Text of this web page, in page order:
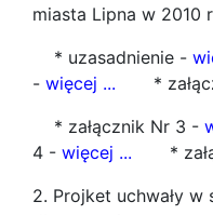
miasta Lipna w 2010
* uzasadnienie -
- więcej ... *
* załącznik Nr 3 -
4 - więcej ... *
2. Projket uchwały